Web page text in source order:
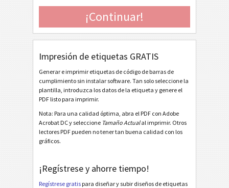
Caterpillar
GS1 Etiquetas GS1
O Odette
G Galia
B BOSCH
LTO Etiquetas LTO
¡Continuar!
Impresión de etiquetas GRATIS
Generar e imprimir etiquetas de código de barras de
cumplimiento sin instalar software. Tan solo seleccione la
plantilla, introduzca los datos de la etiqueta y genere el
PDF listo para imprimir.
Nota: Para una calidad óptima, abra el PDF con Adobe
Acrobat DC y seleccione Tamaño Actualal imprimir. Otros
lectores PDF pueden no tener tan buena calidad con los
gráficos.
¡Regístrese y ahorre tiempo!
Regístrese gratis para diseñar y subir diseños de etiquetas